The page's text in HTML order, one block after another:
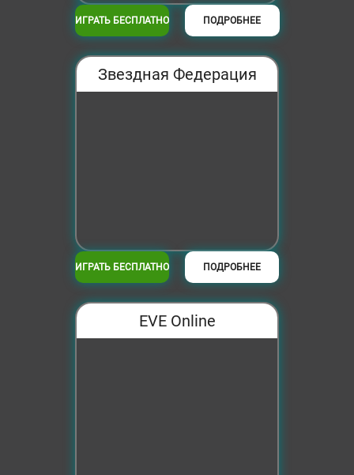
ИГРАТЬ БЕСПЛАТНО ПОДРОБНЕЕ
Звездная Федерация
ИГРАТЬ БЕСПЛАТНО ПОДРОБНЕЕ
EVE Online